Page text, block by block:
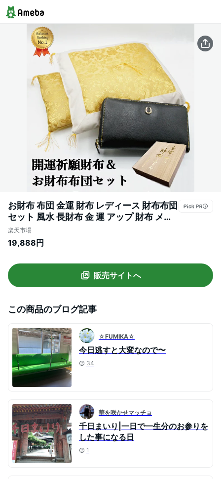
お財布 布団 金運 財布 レディース 財布布団
セット 風水 長財布 金 運 アップ 財布 メン
ズ 開運 金運財布 金運アップ お金が貯まる
開運財布 開運グッズ 金運財布 二つ折り ブ
ナー 金 開運 風水財布 グッズ 財布革 黄色
40代
楽天市場
19,888円
販売サイトへ
この商品のブログ記事
☆FUMIKA☆
今日逃すと大変なので〜
34
華を咲かせマッチョ
千日まいり|一日で一生分のお参りを
した事になる日
1